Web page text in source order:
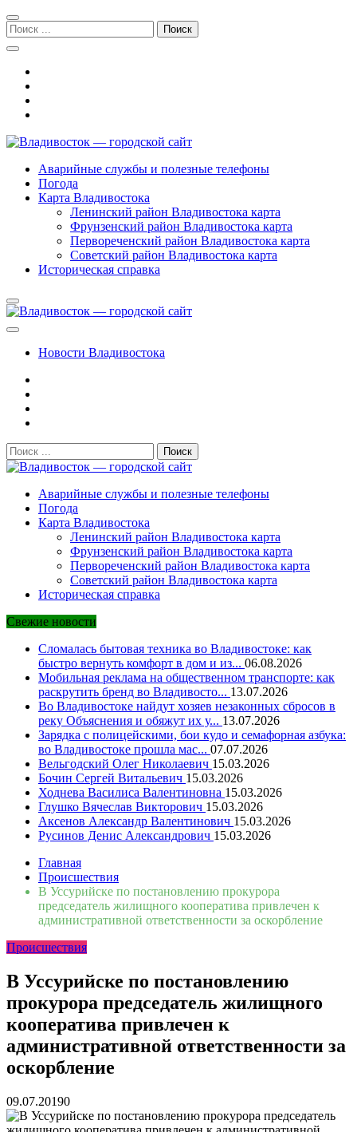
Перейти
к
навигации
Перейти
к
содержимому
Поиск:
Владивосток — городской сайт
Аварийные службы и полезные телефоны
Погода
Карта Владивостока
Ленинский район Владивостока карта
Фрунзенский район Владивостока карта
Первореченский район Владивостока карта
Советский район Владивостока карта
Историческая справка
Новости Владивостока
Поиск:
Владивосток — городской сайт
Аварийные службы и полезные телефоны
Погода
Карта Владивостока
Ленинский район Владивостока карта
Фрунзенский район Владивостока карта
Первореченский район Владивостока карта
Советский район Владивостока карта
Историческая справка
Свежие новости
Сломалась бытовая техника во Владивостоке: как
быстро вернуть комфорт в дом и из... 06.08.2026
Мобильная реклама на общественном транспорте: как
раскрутить бренд во Владивосто... 13.07.2026
Во Владивостоке найдут хозяев незаконных сбросов в
реку Объяснения и обяжут их у... 13.07.2026
Зарядка с полицейскими, бои кудо и семафорная азбука:
во Владивостоке прошла мас... 07.07.2026
Вельгодский Олег Николаевич 15.03.2026
Бочин Сергей Витальевич 15.03.2026
Ходнева Василиса Валентиновна 15.03.2026
Глушко Вячеслав Викторович 15.03.2026
Аксенов Александр Валентинович 15.03.2026
Русинов Денис Александрович 15.03.2026
Главная
Происшествия
В Уссурийске по постановлению прокурора
председатель жилищного кооператива привлечен к
административной ответственности за оскорбление
Происшествия
В Уссурийске по постановлению
прокурора председатель жилищного
кооператива привлечен к
административной ответственности за
оскорбление
09.07.20190